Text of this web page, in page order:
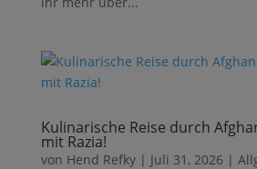
Kulinarische Reise durch
mit Razia!
von Hend Refky| Juli 31, 2026 |